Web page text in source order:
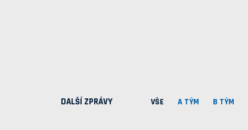
DALŠÍ ZPRÁVY VŠE A TÝM B TÝM